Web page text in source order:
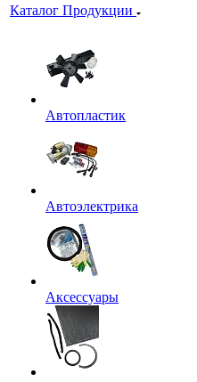
Каталог Продукции
Автопластик
Автоэлектрика
Аксессуары